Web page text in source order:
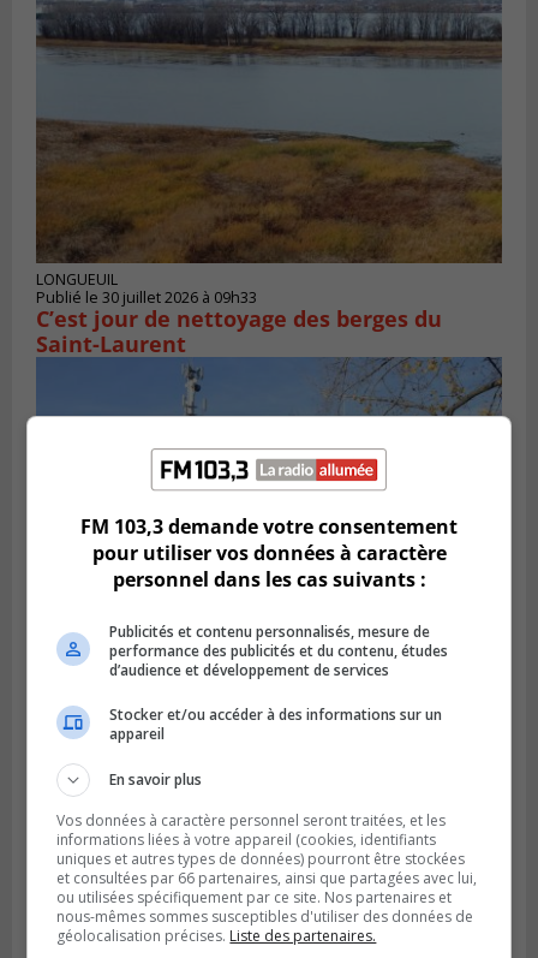
LONGUEUIL
Publié le 30 juillet 2026 à 09h33
C’est jour de nettoyage des berges du
Saint-Laurent
CANDIAC
Publié le 27 juillet 2026 à 14h40
Candiac propulse sa transition verte
FM 103,3 demande votre consentement
pour utiliser vos données à caractère
personnel dans les cas suivants :
Publicités et contenu personnalisés, mesure de
performance des publicités et du contenu, études
d’audience et développement de services
Stocker et/ou accéder à des informations sur un
appareil
En savoir plus
Vos données à caractère personnel seront traitées, et les
informations liées à votre appareil (cookies, identifiants
uniques et autres types de données) pourront être stockées
et consultées par 66 partenaires, ainsi que partagées avec lui,
ou utilisées spécifiquement par ce site. Nos partenaires et
nous-mêmes sommes susceptibles d'utiliser des données de
géolocalisation précises. Liste des partenaires.